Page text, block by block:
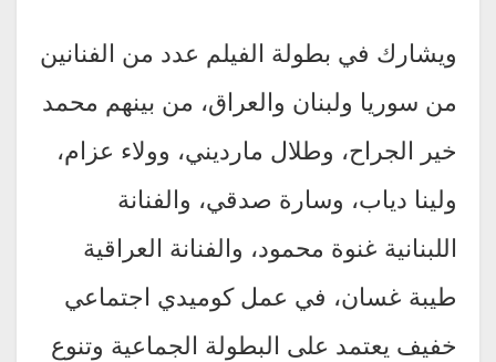
ويشارك في بطولة الفيلم عدد من الفنانين
من سوريا ولبنان والعراق، من بينهم محمد
خير الجراح، وطلال مارديني، وولاء عزام،
ولينا دياب، وسارة صدقي، والفنانة
اللبنانية غنوة محمود، والفنانة العراقية
طيبة غسان، في عمل كوميدي اجتماعي
خفيف يعتمد على البطولة الجماعية وتنوع